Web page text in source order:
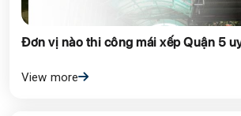
Đơn vị nào thi công mái xếp Quận 5
View more